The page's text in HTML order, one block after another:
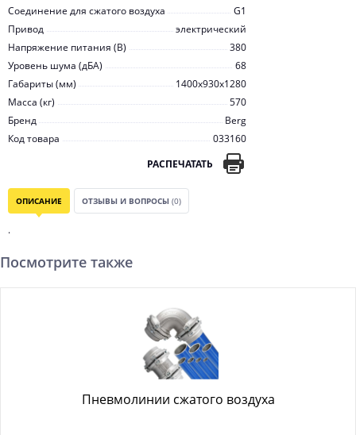
Соединение для сжатого воздуха
G1
Привод
электрический
Напряжение питания (В)
380
Уровень шума (дБА)
68
Габариты (мм)
1400x930x1280
Масса (кг)
570
Бренд
Berg
Код товара
033160
РАСПЕЧАТАТЬ
ОПИСАНИЕ ОТЗЫВЫ И ВОПРОСЫ (0)
.
Посмотрите также
Пневмолинии сжатого воздуха